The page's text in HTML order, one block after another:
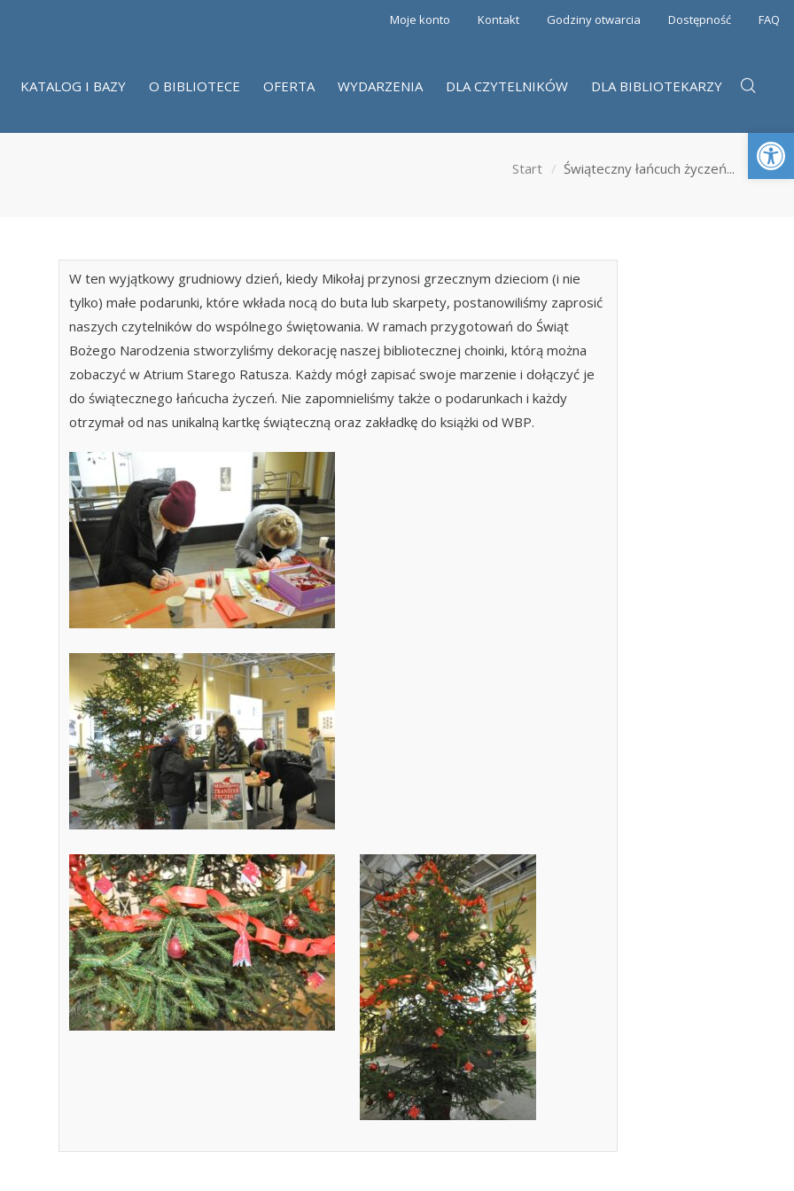
Moje konto Kontakt Godziny otwarcia Dostępność FAQ
KATALOG I BAZY O BIBLIOTECE OFERTA WYDARZENIA DLA CZYTELNIKÓW DLA BIBLIOTEKARZY
Start Świąteczny łańcuch życzeń...
W ten wyjątkowy grudniowy dzień, kiedy Mikołaj przynosi grzecznym dzieciom (i nie
tylko) małe podarunki, które wkłada nocą do buta lub skarpety, postanowiliśmy zaprosić
naszych czytelników do wspólnego świętowania. W ramach przygotowań do Świąt
Bożego Narodzenia stworzyliśmy dekorację naszej bibliotecznej choinki, którą można
zobaczyć w Atrium Starego Ratusza. Każdy mógł zapisać swoje marzenie i dołączyć je
do świątecznego łańcucha życzeń. Nie zapomnieliśmy także o podarunkach i każdy
otrzymał od nas unikalną kartkę świąteczną oraz zakładkę do książki od WBP.